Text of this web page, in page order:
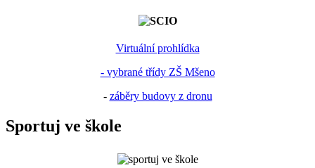
Virtuální prohlídka
- vybrané třídy ZŠ Mšeno
- záběry budovy z dronu
Sportuj ve škole